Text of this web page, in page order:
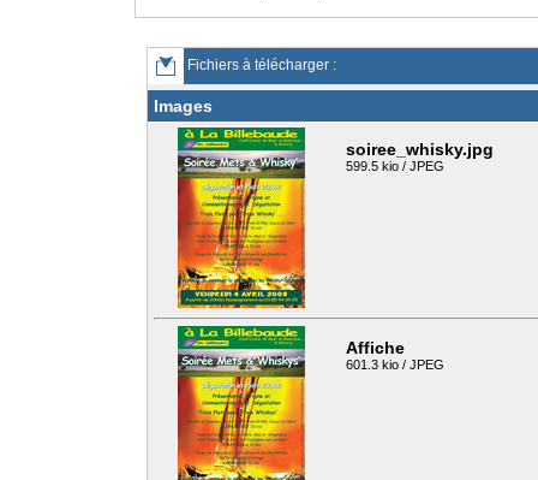
Fichiers à télécharger :
Images
soiree_whisky.jpg
599.5 kio / JPEG
Affiche
601.3 kio / JPEG